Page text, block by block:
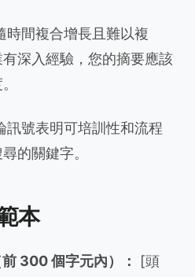
時間複合增長且難以複
深入經驗，您的摘要應該
訊號表明可培訓性和流程
的關鍵字。
本
300 個字元內）： [頭